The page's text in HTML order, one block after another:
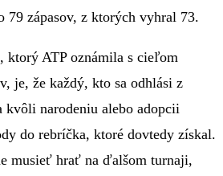
79 zápasov, z ktorých vyhral 73.
ktorý ATP oznámila s cieľom
je, že každý, kto sa odhlási z
kvôli narodeniu alebo adopcii
do rebríčka, ktoré dovtedy získal.
musieť hrať na ďalšom turnaji,